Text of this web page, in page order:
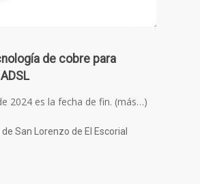
de cobre para
2024 es la fecha de fin. (más…)
San Lorenzo de El Escorial